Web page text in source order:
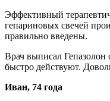
Эффективный
гепариновых свечей
правильно введены.
Врач выписал Гепазолон
быстро действуют.
Иван, 74 года